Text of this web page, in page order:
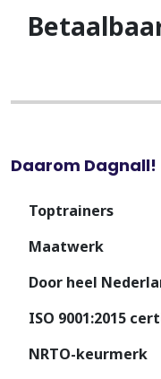
Daarom Dagnall!
Toptrainers
Maatwerk
Door heel
ISO 9001:2015
NRTO-keurmerk